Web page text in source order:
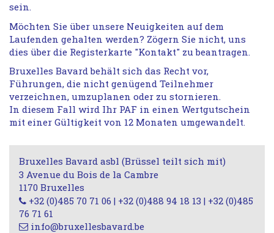
sein.
Möchten Sie über unsere Neuigkeiten auf dem
Laufenden gehalten werden? Zögern Sie nicht, uns
dies über die Registerkarte "Kontakt" zu beantragen.
Bruxelles Bavard behält sich das Recht vor,
Führungen, die nicht genügend Teilnehmer
verzeichnen, umzuplanen oder zu stornieren.
In diesem Fall wird Ihr PAF in einen Wertgutschein
mit einer Gültigkeit von 12 Monaten umgewandelt.
Bruxelles Bavard asbl (Brüssel teilt sich mit)
3 Avenue du Bois de la Cambre
1170 Bruxelles
+32 (0)485 70 71 06 | +32 (0)488 94 18 13 | +32 (0)485
76 71 61
info@bruxellesbavard.be